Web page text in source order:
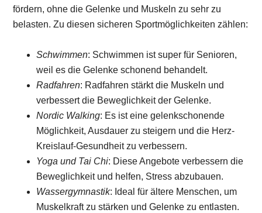
fördern, ohne die Gelenke und Muskeln zu sehr zu
belasten. Zu diesen sicheren Sportmöglichkeiten zählen:
Schwimmen: Schwimmen ist super für Senioren,
weil es die Gelenke schonend behandelt.
Radfahren: Radfahren stärkt die Muskeln und
verbessert die Beweglichkeit der Gelenke.
Nordic Walking: Es ist eine gelenkschonende
Möglichkeit, Ausdauer zu steigern und die Herz-
Kreislauf-Gesundheit zu verbessern.
Yoga und Tai Chi: Diese Angebote verbessern die
Beweglichkeit und helfen, Stress abzubauen.
Wassergymnastik: Ideal für ältere Menschen, um
Muskelkraft zu stärken und Gelenke zu entlasten.